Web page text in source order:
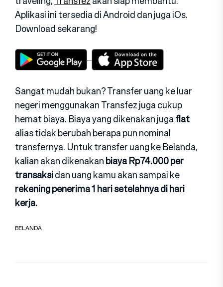
Aplikasi ini tersedia di Android dan juga iOs.
Download sekarang!
Sangat mudah bukan? Transfer uang ke luar
negeri menggunakan Transfez juga cukup
hemat biaya. Biaya yang dikenakan jugaflat
alias tidak berubah berapa pun nominal
transfernya. Untuk transfer uang ke Belanda,
kalian akan dikenakanbiaya Rp74.000 per
transaksidan uang kamu akan sampai ke
rekening penerima 1 hari setelahnya di hari
kerja.
BELANDA